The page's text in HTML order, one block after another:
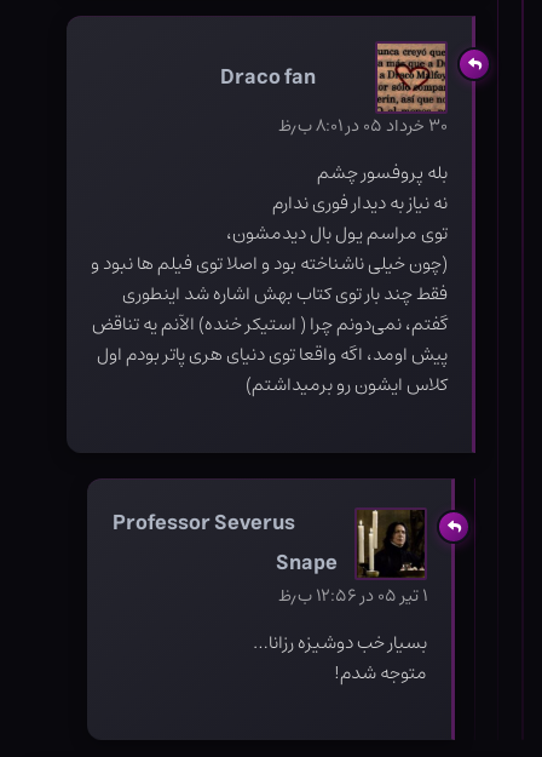
Draco fan
۳۰ خرداد ۰۵ در ۸:۰۱ ب٫ظ
بله پروفسور چشم
نه نیاز به دیدار فوری ندارم
توی مراسم یول بال دیدمشون،
(چون خیلی ناشناخته بود و اصلا توی فیلم ها نبود و
فقط چند بار توی کتاب بهش اشاره شد اینطوری
گفتم، نمی‌دونم چرا ( استیکر خنده) الآنم یه تناقض
پیش اومد، اگه واقعا توی دنیای هری پاتر بودم اول
کلاس ایشون رو برمیداشتم)
Professor Severus
Snape
بسیار خب دوشیزه رزانا…
متوجه شدم!